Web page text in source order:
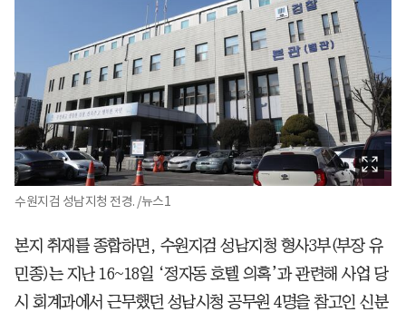
수원지검 성남지청 전경. /뉴스1
본지 취재를 종합하면, 수원지검 성남지청 형사3부(부장 유
민종)는 지난 16~18일 ‘정자동 호텔 의혹’과 관련해 사업 당
시 회계과에서 근무했던 성남시청 공무원 4명을 참고인 신분